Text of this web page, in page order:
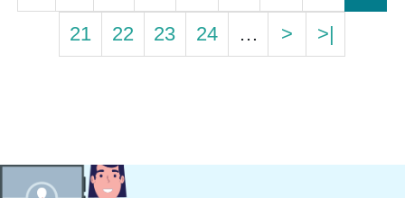
21
22 23 24 … > >|